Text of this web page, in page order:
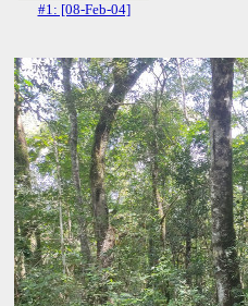
#1: [08-Feb-04]